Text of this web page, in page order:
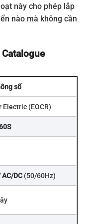
này cho phép lắp
nào mà không cần
số
Electric (EOCR)
DC (50/60Hz)